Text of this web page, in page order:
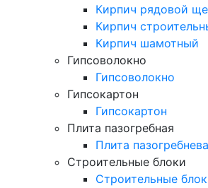
Кирпич рядовой
Кирпич
Кирпич шамотный
Гипсоволокно
Гипсоволокно
Гипсокартон
Гипсокартон
Плита пазогребная
Плита
Строительные блоки
Строительные